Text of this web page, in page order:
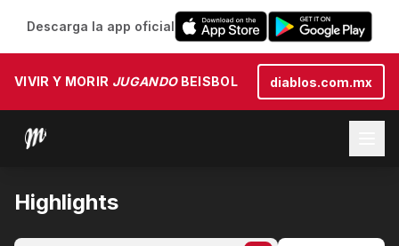
Descarga la app oficial
VIVIR Y MORIR JUGANDOBEISBOL diablos.com.mx
Highlights